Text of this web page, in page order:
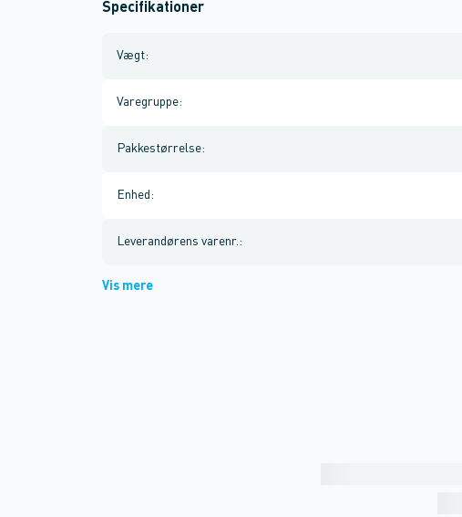
Specifikationer
Vægt:
Varegruppe:
Pakkestørrelse:
Enhed :
Leverandørens varenr. :
Vis mere